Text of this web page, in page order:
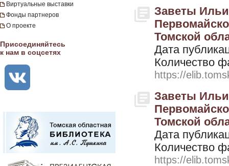
Виртуальные выставки
Фонды партнеров
О проекте
Присоединяйтесь
к нам в соцсетях
Заветы
Томской
Дата
Количество
https://
Заветы
Томской
Дата
Количество
https://